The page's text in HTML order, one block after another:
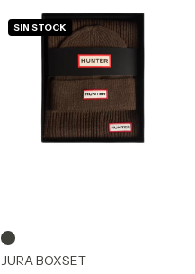
SIN STOCK
JURA BOXSET